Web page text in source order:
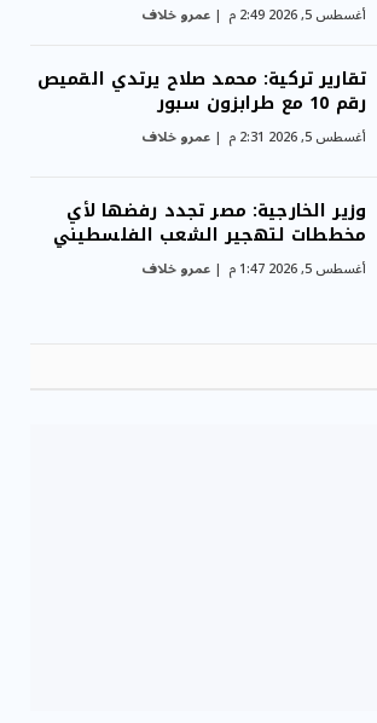
أغسطس 5, 2026 2:49 م عمرو خلاف
تقارير تركية: محمد صلاح يرتدي القميص
رقم 10 مع طرابزون سبور
أغسطس 5, 2026 2:31 م عمرو خلاف
وزير الخارجية: مصر تجدد رفضها لأي
مخططات لتهجير الشعب الفلسطيني
أغسطس 5, 2026 1:47 م عمرو خلاف